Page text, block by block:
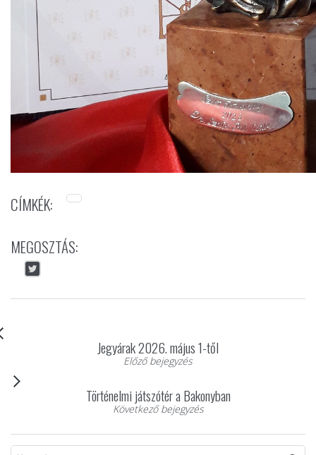
CÍMKÉK:
MEGOSZTÁS:
Jegyárak 2026. május 1-től
Előző bejegyzés
Történelmi játszótér a Bakonyban
Következő bejegyzés